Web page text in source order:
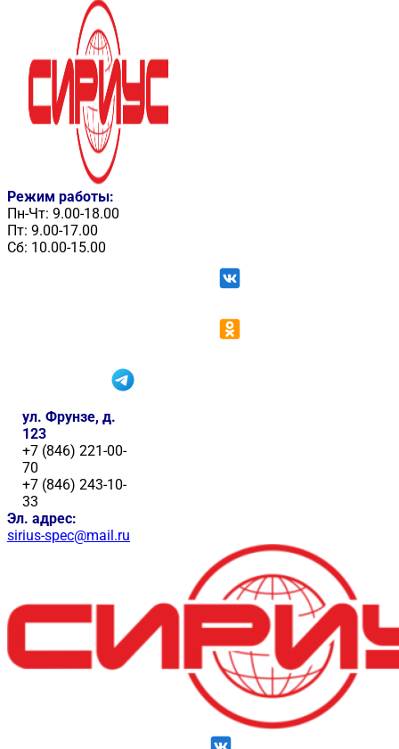
Режим работы:
Пн-Чт: 9.00-18.00
Пт: 9.00-17.00
Сб: 10.00-15.00
ул. Фрунзе, д.
123
+7 (846) 221-00-
70
+7 (846) 243-10-
33
Эл. адрес:
sirius-spec@mail.ru